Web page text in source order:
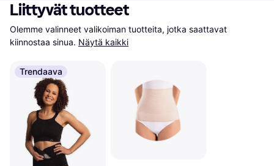
Liittyvät tuotteet
Olemme valinneet valikoiman tuotteita, jotka saattavat
kiinnostaa sinua. Näytä kaikki
Trendaava